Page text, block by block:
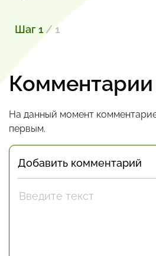
Шаг 1 / 1
Комментарии
На данный момент
первым.
Добавить комментарий